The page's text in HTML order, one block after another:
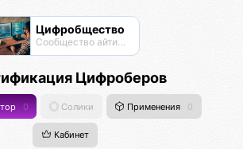
Цифробщество
Сообщество айтишников
Цифроберов
0 Солики Применения 0
Кабинет